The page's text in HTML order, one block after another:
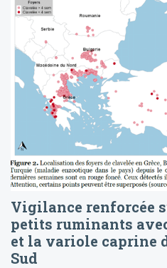
Vigilance renforcée
petits ruminants
et la variole caprine
Sud